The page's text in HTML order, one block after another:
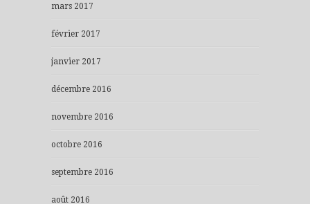
mars 2017
février 2017
janvier 2017
décembre 2016
novembre 2016
octobre 2016
septembre 2016
août 2016